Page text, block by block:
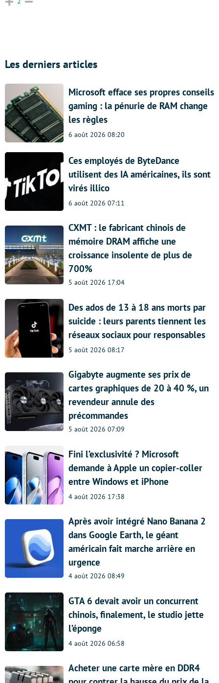
Les derniers articles
Microsoft efface ses propres conseils
gaming : la pénurie de RAM change
les règles
6 août 2026 08:20
Ces employés de ByteDance
utilisent des IA américaines, ils sont
virés illico
6 août 2026 07:11
CXMT : le fabricant chinois de
mémoire DRAM affiche une
croissance insolente de plus de
700%
5 août 2026 17:04
Des ados de 13 à 18 ans morts par
suicide : leurs parents tiennent les
réseaux sociaux pour responsables
5 août 2026 08:17
Gigabyte augmente ses prix de
cartes graphiques de 20 à 40 %, un
revendeur annule des
précommandes
5 août 2026 07:09
Fini l’exclusivité ? Microsoft
demande à Apple un copier-coller
entre Windows et iPhone
4 août 2026 17:38
Après avoir intégré Nano Banana 2
dans Google Earth, le géant
américain fait marche arrière en
urgence
4 août 2026 08:49
GTA 6 devait avoir un concurrent
chinois, finalement, le studio jette
l’éponge
4 août 2026 06:58
Acheter une carte mère en DDR4